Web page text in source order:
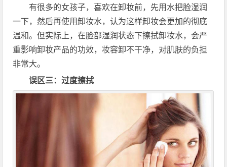
有很多的女孩子，喜欢在卸妆前，先用水把脸湿润
一下，然后再使用卸妆水，认为这样卸妆会更加的彻底
温和。但实际上，在脸部湿润状态下擦拭卸妆水，会严
重影响卸妆产品的功效，妆容卸不干净，对肌肤的负担
非常大。
误区三：过度擦拭